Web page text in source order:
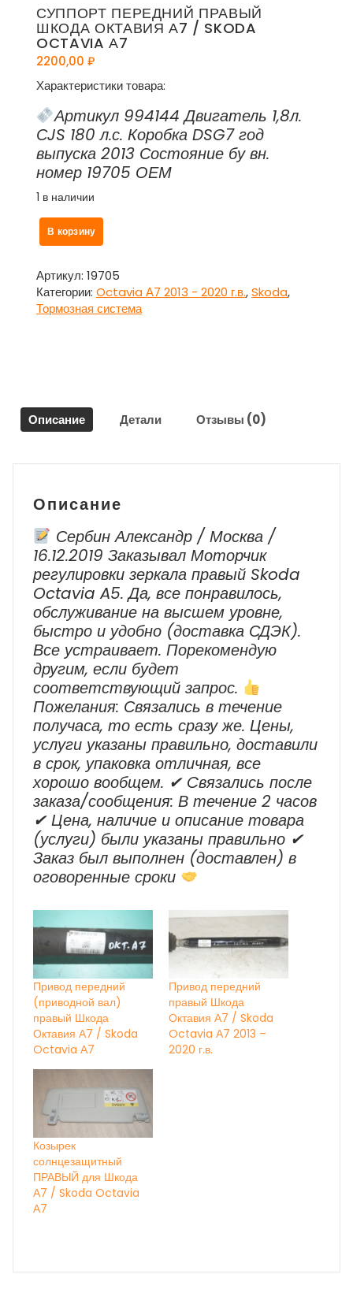
СУППОРТ ПЕРЕДНИЙ ПРАВЫЙ
ШКОДА ОКТАВИЯ А7 / SKODA
OCTAVIA А7
2200,00 ₽
Характеристики товара:
Артикул 994144 Двигатель 1,8л.
СJS 180 л.с. Коробка DSG7 год
выпуска 2013 Состояние бу вн.
номер 19705 ОЕМ
1 в наличии
Количество
товара
передний
правый
Шкода
А7
В корзину
Артикул: 19705
Категории: Octavia А7 2013 - 2020 г.в.,Skoda,
Тормозная система
Описание Детали Отзывы (0)
Описание
Сербин Александр / Москва /
16.12.2019 Заказывал Моторчик
регулировки зеркала правый Skoda
Octavia A5. Да, все понравилось,
обслуживание на высшем уровне,
быстро и удобно (доставка СДЭК).
Все устраивает. Порекомендую
другим, если будет
соответствующий запрос.
Пожелания: Связались в течение
получаса, то есть сразу же. Цены,
услуги указаны правильно, доставили
в срок, упаковка отличная, все
хорошо вообщем. ✔ Cвязались после
заказа/сообщения: В течение 2 часов
✔ Цена, наличие и описание товара
(услуги) были указаны правильно ✔
Заказ был выполнен (доставлен) в
оговоренные сроки
Привод передний
(приводной вал)
правый Шкода
Октавия А7 / Skoda
Octavia А7
Привод передний
правый Шкода
Октавия А7 / Skoda
Octavia А7 2013 –
2020 г.в.
Козырек
солнцезащитный
ПРАВЫЙ для Шкода
А7 / Skoda Octavia
А7